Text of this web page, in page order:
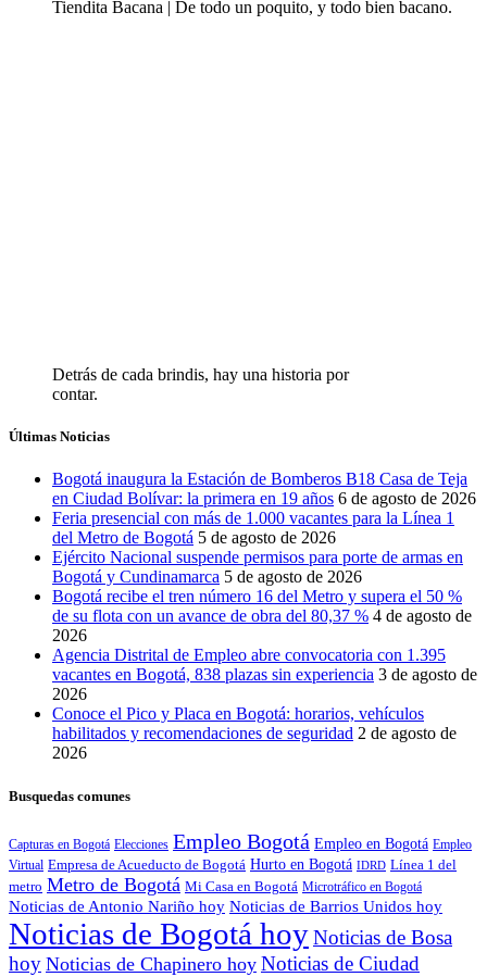
Tiendita Bacana | De todo un poquito, y todo bien bacano.
Detrás de cada brindis, hay una historia por
contar.
Últimas Noticias
Bogotá inaugura la Estación de Bomberos B18 Casa de Teja
en Ciudad Bolívar: la primera en 19 años 6 de agosto de 2026
Feria presencial con más de 1.000 vacantes para la Línea 1
del Metro de Bogotá 5 de agosto de 2026
Ejército Nacional suspende permisos para porte de armas en
Bogotá y Cundinamarca 5 de agosto de 2026
Bogotá recibe el tren número 16 del Metro y supera el 50 %
de su flota con un avance de obra del 80,37 % 4 de agosto de
2026
Agencia Distrital de Empleo abre convocatoria con 1.395
vacantes en Bogotá, 838 plazas sin experiencia 3 de agosto de
2026
Conoce el Pico y Placa en Bogotá: horarios, vehículos
habilitados y recomendaciones de seguridad 2 de agosto de
2026
Busquedas comunes
Capturas en Bogotá Elecciones Empleo Bogotá Empleo en Bogotá Empleo
Virtual Empresa de Acueducto de Bogotá Hurto en Bogotá IDRD Línea 1 del
metro Metro de Bogotá Mi Casa en Bogotá Microtráfico en Bogotá
Noticias de Antonio Nariño hoy Noticias de Barrios Unidos hoy
Noticias de Bogotá hoyNoticias de Bosa
hoy Noticias de Chapinero hoy Noticias de Ciudad